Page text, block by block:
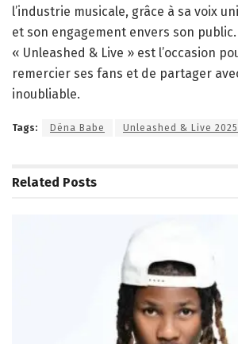
l’industrie musicale, grâce à sa voix
et son engagement envers son
« Unleashed & Live » est l’occasion
remercier ses fans et de partager
inoubliable.
Tags: Dëna Babe Unleashed & Live 2025
Related Posts